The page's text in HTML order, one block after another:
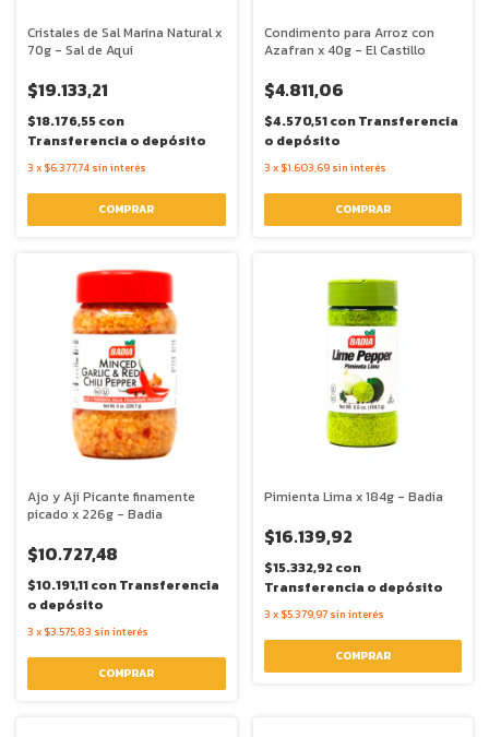
Cristales de Sal Marina Natural x
70g - Sal de Aqui
$19.133,21
$18.176,55con
Transferencia o depósito
3 x $6.377,74 sin interés
Condimento para Arroz con
Azafran x 40g - El Castillo
$4.811,06
$4.570,51conTransferencia
o depósito
3 x $1.603,69 sin interés
Ajo y Aji Picante finamente
picado x 226g - Badia
$10.727,48
$10.191,11conTransferencia
o depósito
3 x $3.575,83 sin interés
Pimienta Lima x 184g - Badia
$16.139,92
$15.332,92con
Transferencia o depósito
3 x $5.379,97 sin interés